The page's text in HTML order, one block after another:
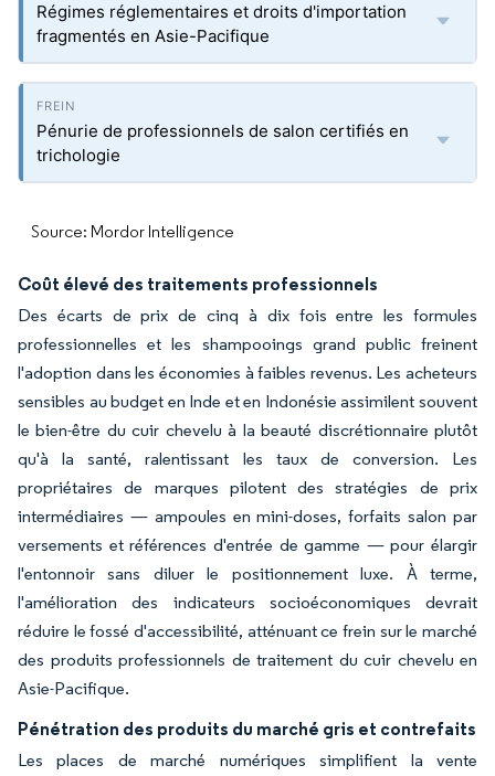
Régimes réglementaires et droits d'importation
fragmentés en Asie-Pacifique
Pénurie de professionnels de salon certifiés en
trichologie
Source: Mordor Intelligence
Coût élevé des traitements professionnels
Des écarts de prix de cinq à dix fois entre les formules
professionnelles et les shampooings grand public freinent
l'adoption dans les économies à faibles revenus. Les acheteurs
sensibles au budget en Inde et en Indonésie assimilent souvent
le bien-être du cuir chevelu à la beauté discrétionnaire plutôt
qu'à la santé, ralentissant les taux de conversion. Les
propriétaires de marques pilotent des stratégies de prix
intermédiaires — ampoules en mini-doses, forfaits salon par
versements et références d'entrée de gamme — pour élargir
l'entonnoir sans diluer le positionnement luxe. À terme,
l'amélioration des indicateurs socioéconomiques devrait
réduire le fossé d'accessibilité, atténuant ce frein sur le marché
des produits professionnels de traitement du cuir chevelu en
Asie-Pacifique.
Pénétration des produits du marché gris et contrefaits
Les places de marché numériques simplifient la vente